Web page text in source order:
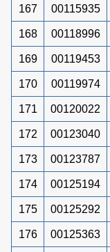
167 00115935
168 00118996
169 00119453
170 00119974
171 00120022
172 00123040
173 00123787
174 00125194
175 00125292
176 00125363